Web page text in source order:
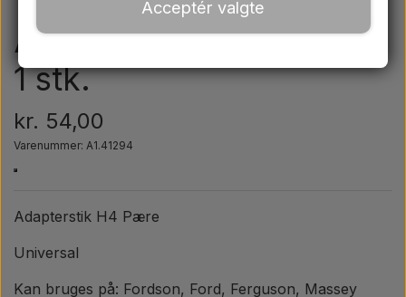
Traktordæk
Olie
Adapterstik - H4 pære -
1 stk.
kr. 54,00
Varenummer: A1.41294
Adapterstik H4 Pære
Universal
Kan bruges på: Fordson, Ford, Ferguson, Massey
Acceptér valgte